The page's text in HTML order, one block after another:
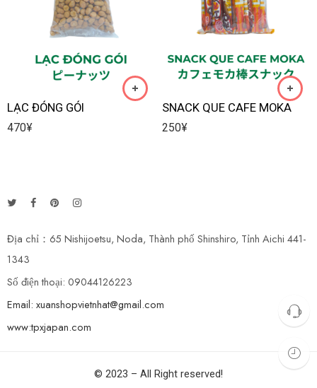
LẠC ĐÓNG GÓI
470¥
SNACK QUE CAFE MOKA
250¥
Địa chỉ：65 Nishijoetsu, Noda, Thành phố Shinshiro, Tỉnh Aichi 441-
1343
Số điện thoại: 09044126223
Email: xuanshopvietnhat@gmail.com
www:tpxjapan.com
© 2023 – All Right reserved!